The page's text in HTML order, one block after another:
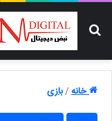
جستجو برای
خانه/بازی